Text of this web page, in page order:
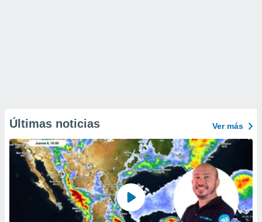
Últimas noticias Ver más